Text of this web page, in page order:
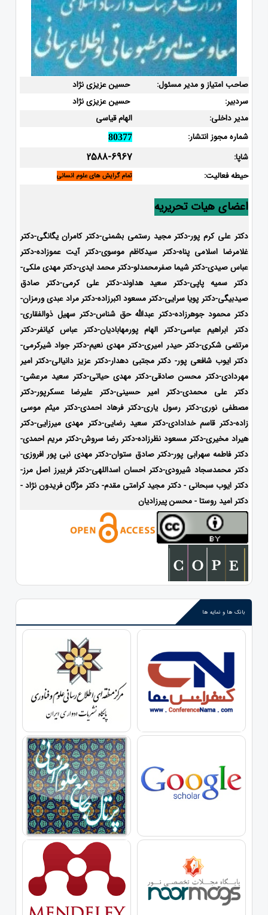
صاحب امتیاز و مدیر مسئول:
حسین عزیزی نژاد
سردبیر:
حسین عزیزی نژاد
مدیر داخلی:
الهام قیاسی
شماره مجوز انتشار:
80377
شاپا: 2588-6967
حیطه فعالیت: تمام گرایش های علوم انسانی
اعضای هیات تحریریه
دکتر علی کرم پور-دکتر مجید رستمی بشمنی-دکتر کامران یگانگی-دکتر
غلامرضا اسلامی پناه-دکتر سیدکاظم موسوی-دکتر آیت عموزاده-دکتر
عباس صیدی-دکتر شیما صفرمحمدلو-دکتر محمد ایدی-دکتر مهدی ملکی-
دکتر سمیه پاپی-دکتر سعید هداوند-دکتر علی کرمی-دکتر صادق
صیدبیگی-دکتر پویا سرایی-دکتر مسعود اکبرزاده-دکتر مراد عبدی ورمزان-
دکتر محمود جوهرزاده-دکتر عبدالله حق شناس-دکتر سهیل ذوالفقاری-
دکتر ابراهیم عباسی-دکتر الهام پورمهابادیان-دکتر عباس کیانفر-دکتر
مرتضی شکری-دکتر حیدر امیری-دکتر مهدی نعیم-دکتر جواد شیرکرمی-
دکتر ایوب شافعی پور- دکتر مجتبی دهدار-دکتر عزیز دانیالی-دکتر امیر
مهردادی-دکتر محسن صادقی-دکتر مهدی حیاتی-دکتر سعید مرعشی-
دکتر علی محمدی-دکتر امیر حسینی-دکتر علیرضا عسکرپور-دکتر
مصطفی نوری-دکتر رسول یاری-دکتر فرهاد احمدی-دکتر میثم موسی
زاده-دکتر قاسم خدادادی-دکتر سعید رضایی-دکتر مهدی میرزایی-دکتر
هیراد مخیری-دکتر مسعود نظرزاده-دکتر رضا سروش-دکتر مریم احمدی-
دکتر فاطمه سهرابی پور-دکتر صادق ستوان-دکتر مهدی نبی پور افروزی-
دکتر محمدسجاد شیرودی-دکتر احسان اسداللهی-دکتر فریبرز اصل مرز-
دکتر ایوب سبحانی - دکتر مجید کرامتی مقدم- دکتر مژگان فریدون نژاد -
دکتر امید روستا - محسن پیرزادیان
بانک ها و نمایه ها